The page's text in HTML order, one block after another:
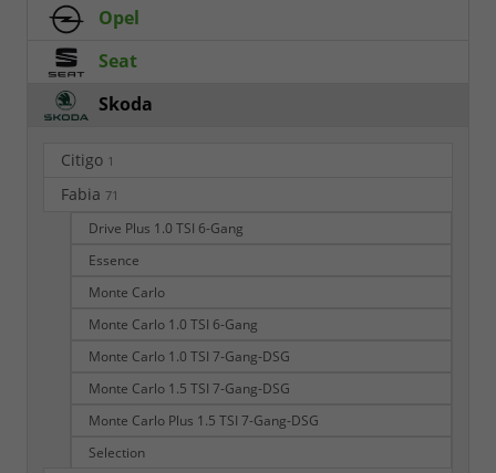
Opel
Seat
Skoda
Citigo 1
Fabia 71
Drive Plus 1.0 TSI 6-Gang
Essence
Monte Carlo
Monte Carlo 1.0 TSI 6-Gang
Monte Carlo 1.0 TSI 7-Gang-DSG
Monte Carlo 1.5 TSI 7-Gang-DSG
Monte Carlo Plus 1.5 TSI 7-Gang-DSG
Selection